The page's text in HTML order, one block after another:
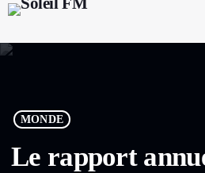
MONDE
Le rapport